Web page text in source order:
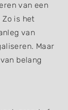
van een
is het
van
Maar
belang